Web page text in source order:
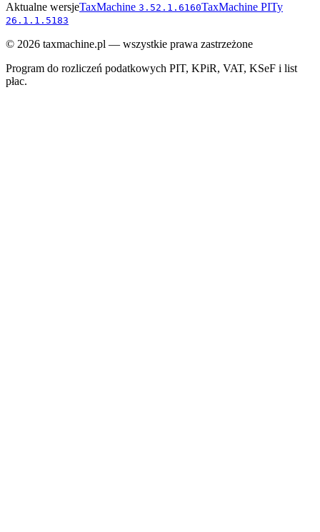
Aktualne wersjeTaxMachine 3.52.1.6160TaxMachine PITy
26.1.1.5183
© 2026 taxmachine.pl — wszystkie prawa zastrzeżone
Program do rozliczeń podatkowych PIT, KPiR, VAT, KSeF i list
płac.